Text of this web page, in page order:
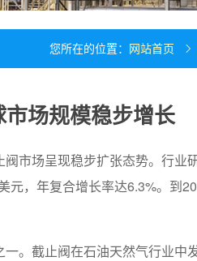
您所在的位置： 网站首页
场规模稳步增长
市场呈现稳步扩张态势。行业
元，年复合增长率达6.3%。到
。截止阀在石油天然气行业中